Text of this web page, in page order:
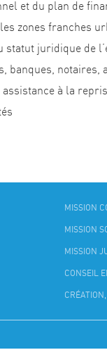
et du plan de
zones franches
statut juridique de
banques, notaires,
à la
MISSION
MISSION
MISSION
CONSEIL